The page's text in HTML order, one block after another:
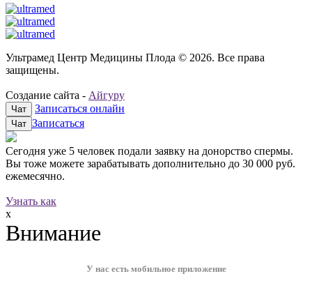
Ультрамед Центр Медицины Плода © 2026. Все права
защищены.
Создание сайта - Айгуру
Чат Записаться онлайн
Чат Записаться
Сегодня уже 5 человек подали заявку на донорство спермы.
Вы тоже можете зарабатывать дополнительно до 30 000 руб.
ежемесячно.
Узнать как
x
Внимание
У нас есть мобильное приложение